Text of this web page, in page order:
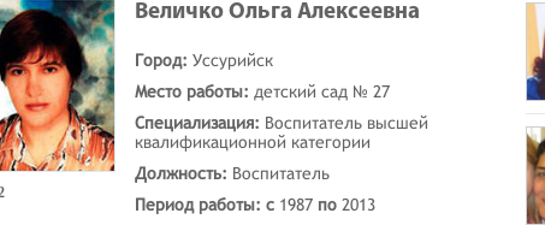
Величко Ольга Алексеевна
Город: Уссурийск
Место работы: детский сад № 27
Специализация: Воспитатель высшей
квалификационной категории
Должность: Воспитатель
Период работы: с1987по 2013